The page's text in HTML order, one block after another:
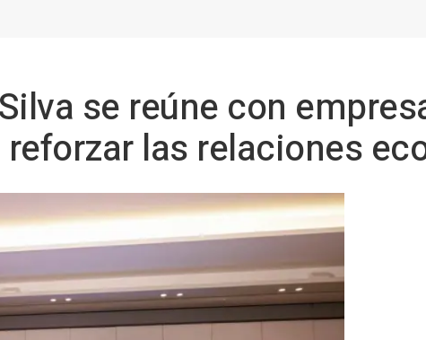
se reúne con
las relaciones